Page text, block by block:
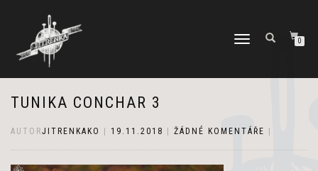
PŘEPNOUT
0
TUNIKA CONCHAR 3
AUTORJITRENKAKO 19.11.2018 ŽÁDNÉ KOMENTÁŘE